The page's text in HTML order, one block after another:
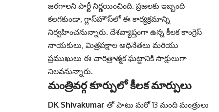
జరగాలని పార్టీ నిర్ణయించింది. ప్రజలకు ఇబ్బంది
కలగకుండా, గ్లాస్‌హౌస్‌లో ఈ కార్యక్రమాన్ని
నిర్వహించనున్నారు. దేశవ్యాప్తంగా ఉన్న కీలక కాంగ్రెస్
నాయకులు, మిత్రపక్షాల అధినేతలు మరియు
ప్రముఖులు ఈ చారిత్రాత్మక ఘట్టానికి సాక్షులుగా
నిలవనున్నారు.
మంత్రివర్గ కూర్పులో కీలక మార్పులు
DK Shivakumar తో పాటు మరో 13 మంది మంత్రులు